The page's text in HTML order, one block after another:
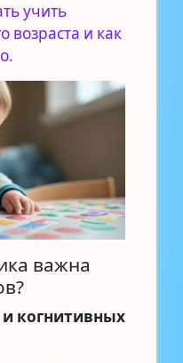
учить
возраста и как
важна
когнитивных